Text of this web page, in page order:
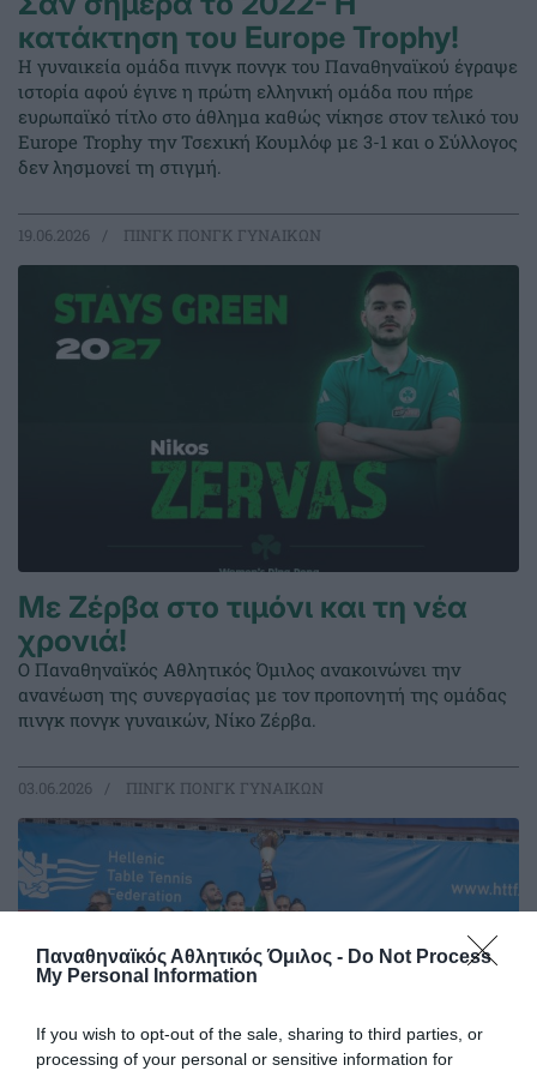
Παναθηναϊκός Αθλητικός Όμιλος - Do Not Process
My Personal Information
If you wish to opt-out of the sale, sharing to third parties, or
processing of your personal or sensitive information for
κατάκτηση του Europe Trophy!
Η γυναικεία ομάδα πινγκ πονγκ του Παναθηναϊκού έγραψε
ιστορία αφού έγινε η πρώτη ελληνική ομάδα που πήρε
ευρωπαϊκό τίτλο στο άθλημα καθώς νίκησε στον τελικό του
Europe Trophy την Τσεχική Κουμλόφ με 3-1 και ο Σύλλογος
δεν λησμονεί τη στιγμή.
19.06.2026 ΠΙΝΓΚ ΠΟΝΓΚ ΓΥΝΑΙΚΩΝ
Με Ζέρβα στο τιμόνι και τη νέα
χρονιά!
Ο Παναθηναϊκός Αθλητικός Όμιλος ανακοινώνει την
ανανέωση της συνεργασίας με τον προπονητή της ομάδας
πινγκ πονγκ γυναικών, Νίκο Ζέρβα.
03.06.2026 ΠΙΝΓΚ ΠΟΝΓΚ ΓΥΝΑΙΚΩΝ